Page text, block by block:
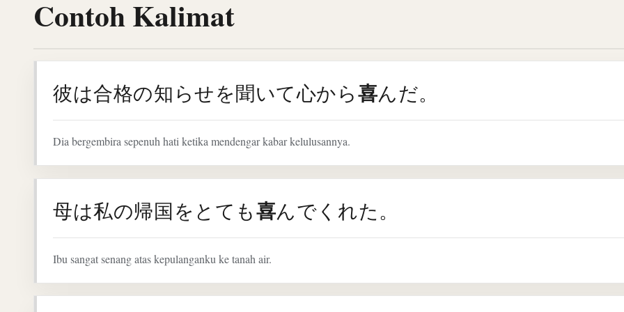
Contoh Kalimat
彼は合格の知らせを聞いて心から喜んだ。
Dia bergembira sepenuh hati ketika mendengar kabar kelulusannya.
母は私の帰国をとても喜んでくれた。
Ibu sangat senang atas kepulanganku ke tanah air.